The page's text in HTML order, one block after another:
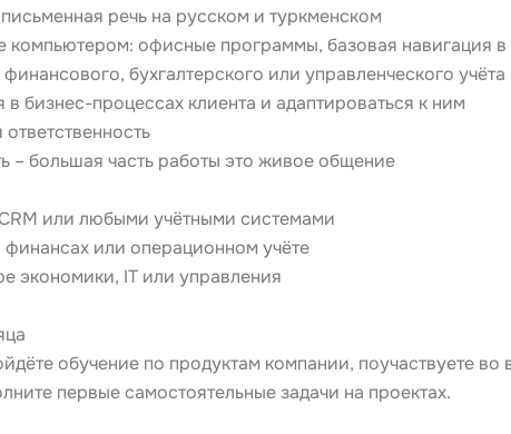
речь на русском и туркменском
компьютером: офисные программы, базовая навигация в
бухгалтерского или управленческого учёта
в бизнес-процессах клиента и адаптироваться к ним
– большая часть работы это живое общение
или любыми учётными системами
финансах или операционном учёте
экономики, IT или управления
обучение по продуктам компании, поучаствуете во
первые самостоятельные задачи на проектах.